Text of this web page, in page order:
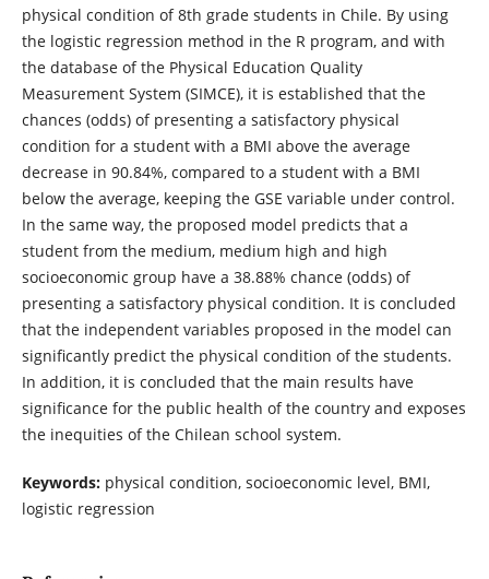
physical condition of 8th grade students in Chile. By using
the logistic regression method in the R program, and with
the database of the Physical Education Quality
Measurement System (SIMCE), it is established that the
chances (odds) of presenting a satisfactory physical
condition for a student with a BMI above the average
decrease in 90.84%, compared to a student with a BMI
below the average, keeping the GSE variable under control.
In the same way, the proposed model predicts that a
student from the medium, medium high and high
socioeconomic group have a 38.88% chance (odds) of
presenting a satisfactory physical condition. It is concluded
that the independent variables proposed in the model can
significantly predict the physical condition of the students.
In addition, it is concluded that the main results have
significance for the public health of the country and exposes
the inequities of the Chilean school system.
Keywords:physical condition, socioeconomic level, BMI,
logistic regression